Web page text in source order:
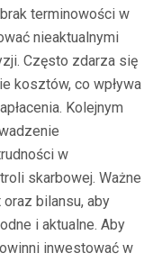
terminowości w
nieaktualnymi
Często zdarza się
kosztów, co wpływa
Kolejnym
w
skarbowej. Ważne
bilansu, aby
i aktualne. Aby
inwestować w